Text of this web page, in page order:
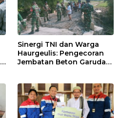
Sinergi TNI dan Warga
Haurgeulis: Pengecoran
Jembatan Beton Garuda